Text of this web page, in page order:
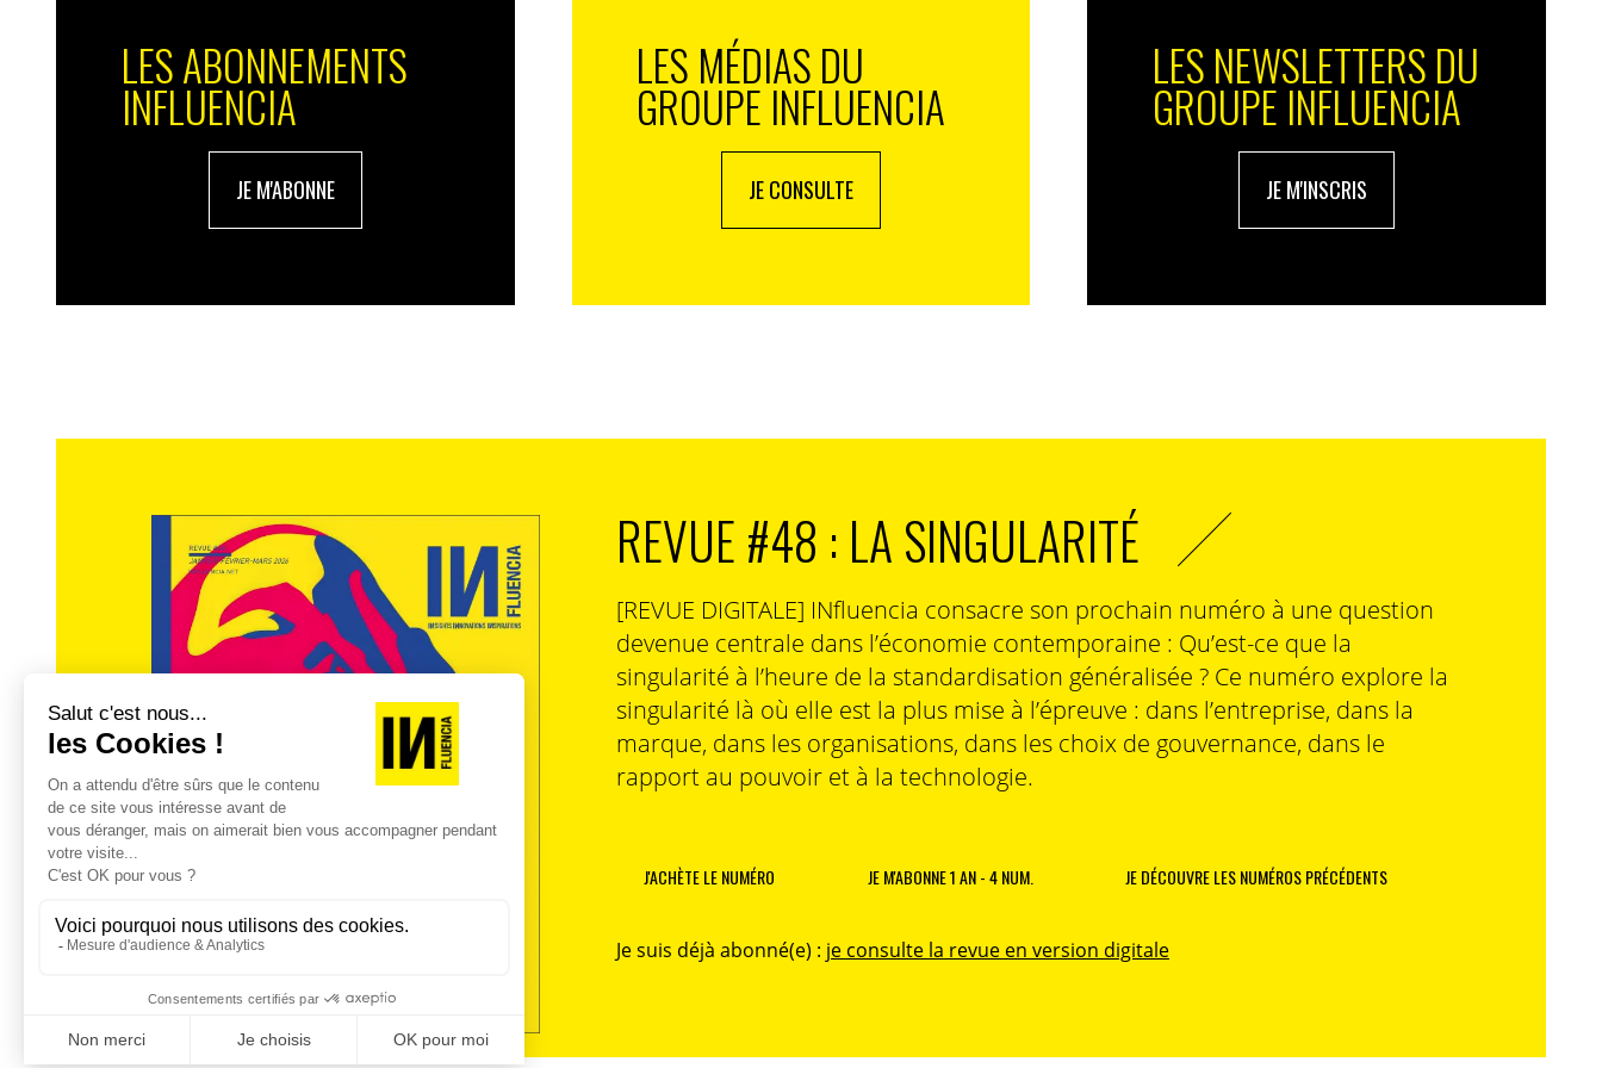
LES ABONNEMENTS
INFLUENCIA
JE M'ABONNE
LES MÉDIAS DU
GROUPE INFLUENCIA
JE CONSULTE
LES NEWSLETTERS DU
GROUPE INFLUENCIA
JE M'INSCRIS
REVUE #48 : LA SINGULARITÉ
[REVUE DIGITALE] INfluencia consacre son prochain numéro à une question
devenue centrale dans l’économie contemporaine : Qu’est-ce que la
singularité à l’heure de la standardisation généralisée ? Ce numéro explore la
singularité là où elle est la plus mise à l’épreuve : dans l’entreprise, dans la
marque, dans les organisations, dans les choix de gouvernance, dans le
rapport au pouvoir et à la technologie.
J'ACHÈTE LE NUMÉRO JE M'ABONNE 1 AN - 4 NUM. JE DÉCOUVRE LES NUMÉROS PRÉCÉDENTS
Je suis déjà abonné(e) : je consulte la revue en version digitale